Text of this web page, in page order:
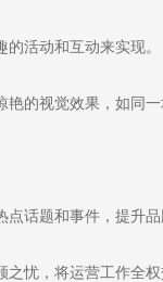
活动和互动来实现。
的视觉效果，如同一
话题和事件，提升品
忧，将运营工作全